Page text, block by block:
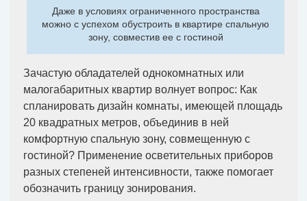
Даже в условиях ограниченного пространства
можно с успехом обустроить в квартире спальную
зону, совместив ее с гостиной
Зачастую обладателей однокомнатных или
малогабаритных квартир волнует вопрос: Как
спланировать дизайн комнаты, имеющей площадь
20 квадратных метров, объединив в ней
комфортную спальную зону, совмещенную с
гостиной? Применение осветительных приборов
разных степеней интенсивности, также помогает
обозначить границу зонирования.